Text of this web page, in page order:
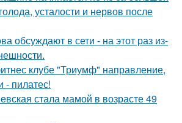
усталости и нервов после
обсуждают в сети - на этот раз из-
клубе "Триумф" направление,
- пилатес!
стала мамой в возрасте 49